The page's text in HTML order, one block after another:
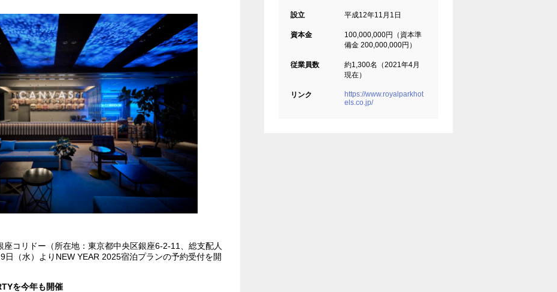
コリドー（所在地：東京都中央区銀座6-2-11、総支配人
（水）よりNEW YEAR 2025宿泊プランの予約受付を開
を今年も開催
設立 平成12年11月1日
資本金
100,000,000円（資本準
備金 200,000,000円）
従業員数
約1,300名（2021年4月
現在）
リンク
https://www.royalparkhot
els.co.jp/